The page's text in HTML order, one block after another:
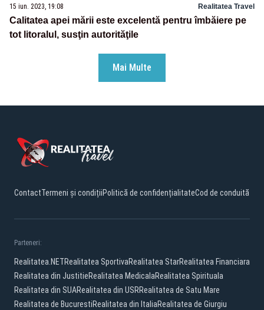
15 iun. 2023, 19:08 Realitatea Travel
Calitatea apei mării este excelentă pentru îmbăiere pe
tot litoralul, susţin autorităţile
Mai Multe
ContactTermeni și condițiiPolitică de confidențialitateCod de conduită
Parteneri:
Realitatea.NETRealitatea SportivaRealitatea StarRealitatea Financiara
Realitatea din JustitieRealitatea MedicalaRealitatea Spirituala
Realitatea din SUARealitatea din USRRealitatea de Satu Mare
Realitatea de BucurestiRealitatea din ItaliaRealitatea de Giurgiu